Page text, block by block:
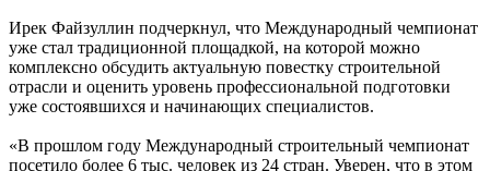
Ирек Файзуллин подчеркнул, что Международный чемпионат
уже стал традиционной площадкой, на которой можно
комплексно обсудить актуальную повестку строительной
отрасли и оценить уровень профессиональной подготовки
уже состоявшихся и начинающих специалистов.
«В прошлом году Международный строительный чемпионат
посетило более 6 тыс. человек из 24 стран. Уверен, что в этом